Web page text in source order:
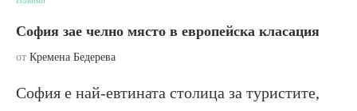
София зае челно място в европейска класация
от Кремена Бедерева
София е най-евтината столица за туристите,